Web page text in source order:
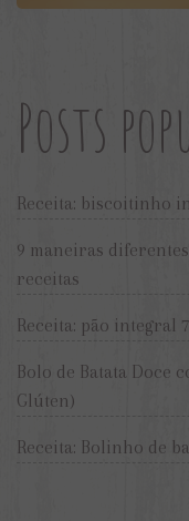
Posts
Receita: biscoitinho
9 maneiras
receitas
Receita: pão integral
Bolo de Batata Doce
Glúten)
Receita: Bolinho de